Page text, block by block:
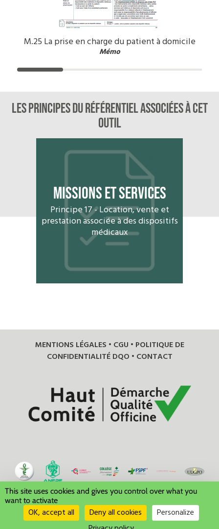
M.25 La prise en charge du patient à domicile
Mémo
LES PRINCIPES DU RÉFÉRENTIEL ASSOCIÉes À CET
OUTIL
Missions et services
Principe 17-Location, vente et
prestation associée à des dispositifs
médicaux
MENTIONS LÉGALES • CGU • POLITIQUE DE
CONFIDENTIALITÉ DQO • CONTACT
This site uses cookies and gives you control over what you
want to activate
OK, accept all Deny all cookies
Personalize